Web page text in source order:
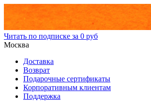
Читать по подписке за 0 руб
Москва
Доставка
Возврат
Подарочные сертификаты
Корпоративным клиентам
Поддержка